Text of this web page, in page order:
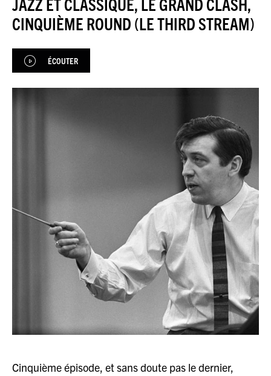
JAZZENDA
ESPACEPREMIUM
CINQUIÈME ROUND (LE THIRD STREAM)
ÉCOUTER
Cinquième épisode, et sans doute pas le dernier,